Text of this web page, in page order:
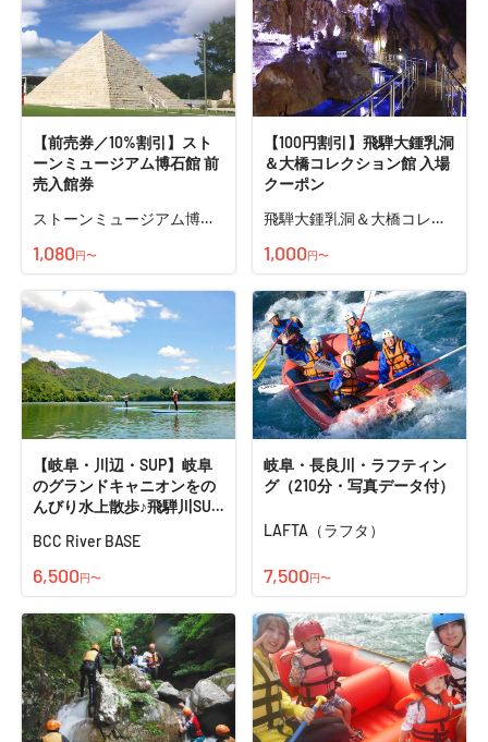
【前売券／10%割引】スト
ーンミュージアム博石館 前
売入館券
ストーンミュージアム博石
1,080円〜
【100円割引】飛騨大鍾乳洞
＆大橋コレクション館 入場
クーポン
飛騨大鍾乳洞＆大橋コレク
1,000円〜
【岐阜・川辺・SUP】岐阜
のグランドキャニオンをの
んびり水上散歩♪飛騨川SUP
BCC River BASE
6,500円〜
岐阜・長良川・ラフティン
グ（210分・写真データ付）
LAFTA（ラフタ）
7,500円〜